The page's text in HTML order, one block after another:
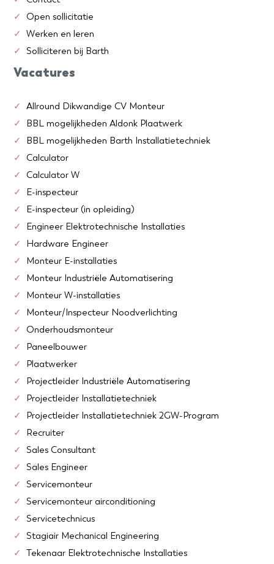
Open sollicitatie
Werken en leren
Solliciteren bij Barth
Vacatures
Allround Dikwandige CV Monteur
BBL mogelijkheden Aldonk Plaatwerk
BBL mogelijkheden Barth Installatietechniek
Calculator
Calculator W
E-inspecteur
E-inspecteur (in opleiding)
Engineer Elektrotechnische Installaties
Hardware Engineer
Monteur E-installaties
Monteur Industriële Automatisering
Monteur W-installaties
Monteur/Inspecteur Noodverlichting
Onderhoudsmonteur
Paneelbouwer
Plaatwerker
Projectleider Industriële Automatisering
Projectleider Installatietechniek
Projectleider Installatietechniek 2GW-Program
Recruiter
Sales Consultant
Sales Engineer
Servicemonteur
Servicemonteur airconditioning
Servicetechnicus
Stagiair Mechanical Engineering
Tekenaar Elektrotechnische Installaties